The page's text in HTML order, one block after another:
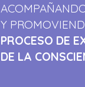
Y
PROCESO DE
DE LA